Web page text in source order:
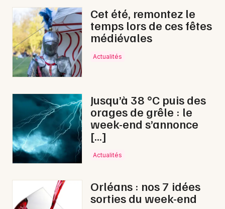
Concerts
Sports
Soirées
Sorties famille
Expos
Sorties & loisirs
Fête foraine dans le Loiret
Fête foraine dans le Centre-Val de Loire
Nice
Paris
Strasbourg
Toulouse
Cet été, remontez le
temps lors de ces fêtes
médiévales
Actualités
Jusqu’à 38 °C puis des
orages de grêle : le
week-end s’annonce
[…]
Actualités
Orléans : nos 7 idées
sorties du week-end